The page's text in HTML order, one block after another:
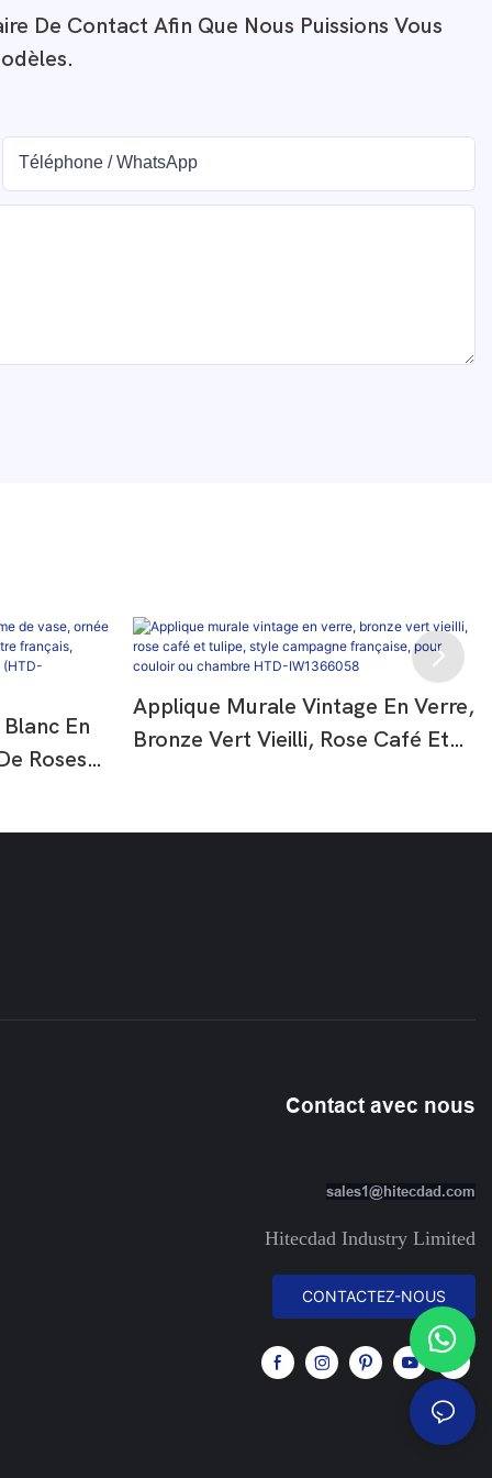
De Contact Afin Que Nous Puissions Vous
Téléphone / WhatsApp
En
Roses
Applique Murale Vintage En Verre,
Bronze Vert Vieilli, Rose Café Et
IW1366058
Contact avec nous
sales1@hitecdad.com
Hitecdad Industry Limited
CONTACTEZ-NOUS